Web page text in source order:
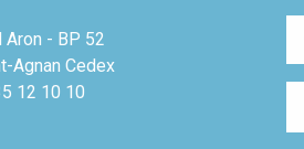
Aron - BP 52
Agnan Cedex
12 10 10